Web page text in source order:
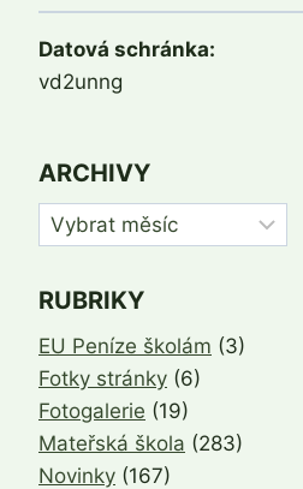
Datová schránka:
vd2unng
ARCHIVY
Archivy
RUBRIKY
EU Peníze školám (3)
Fotky stránky (6)
Fotogalerie (19)
Mateřská škola (283)
Novinky (167)